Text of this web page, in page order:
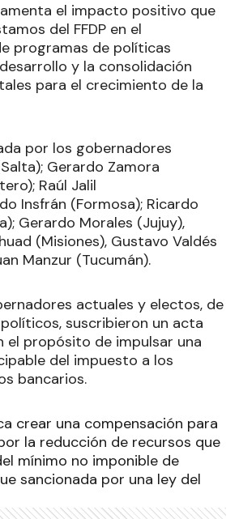
el impacto positivo que
del FFDP en el
programas de políticas
y la consolidación
para el crecimiento de la
por los gobernadores
Gerardo Zamora
Raúl Jalil
Insfrán (Formosa); Ricardo
Gerardo Morales (Jujuy),
(Misiones), Gustavo Valdés
Manzur (Tucumán).
actuales y electos, de
suscribieron un acta
el propósito de impulsar una
del impuesto a los
bancarios.
crear una compensación para
la reducción de recursos que
mínimo no imponible de
sancionada por una ley del